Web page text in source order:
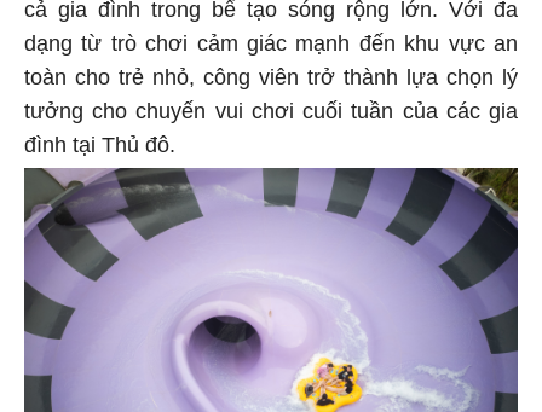
cả gia đình trong bể tạo sóng rộng lớn. Với đa
dạng từ trò chơi cảm giác mạnh đến khu vực an
toàn cho trẻ nhỏ, công viên trở thành lựa chọn lý
tưởng cho chuyến vui chơi cuối tuần của các gia
đình tại Thủ đô.